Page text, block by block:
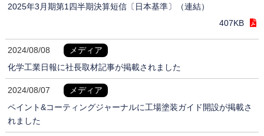
2025年3月期第1四半期決算短信〔日本基準〕（連結）
407KB
2024/08/08
メディア
化学工業日報に社長取材記事が掲載されました
2024/08/07
メディア
ペイント&コーティングジャーナルに工場塗装ガイド開設が掲載さ
れました